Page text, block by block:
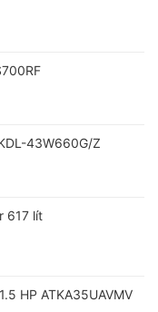
43W660G/Z
617 lít
HP ATKA35UAVMV